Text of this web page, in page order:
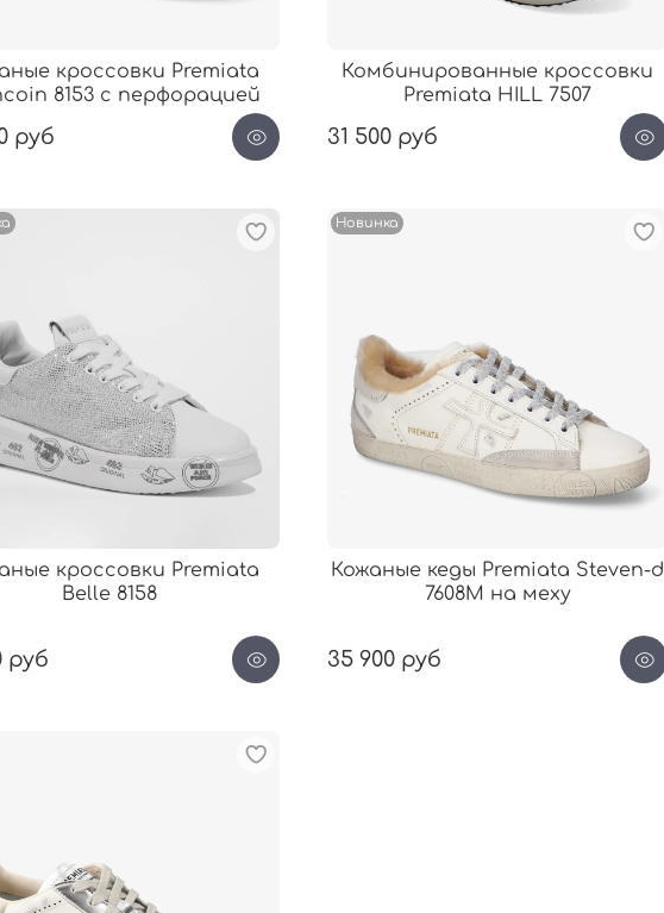
кроссовки Premiata
8153 с перфорацией
руб
Комбинированные кроссовки
Premiata HILL 7507
31 500 руб
кроссовки Premiata
Belle 8158
руб
Новинка
Кожаные кеды Premiata Steven-d
7608M на меху
35 900 руб